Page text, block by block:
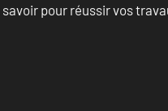
pour réussir vos